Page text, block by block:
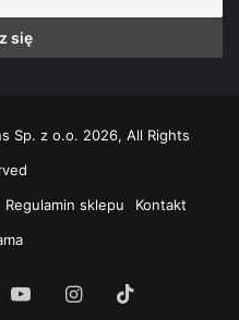
Sp. z o.o. 2026, All Rights
Regulamin sklepu
Kontakt
YouTubeInstagram